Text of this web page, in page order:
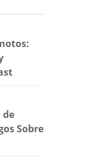
de
Sobre